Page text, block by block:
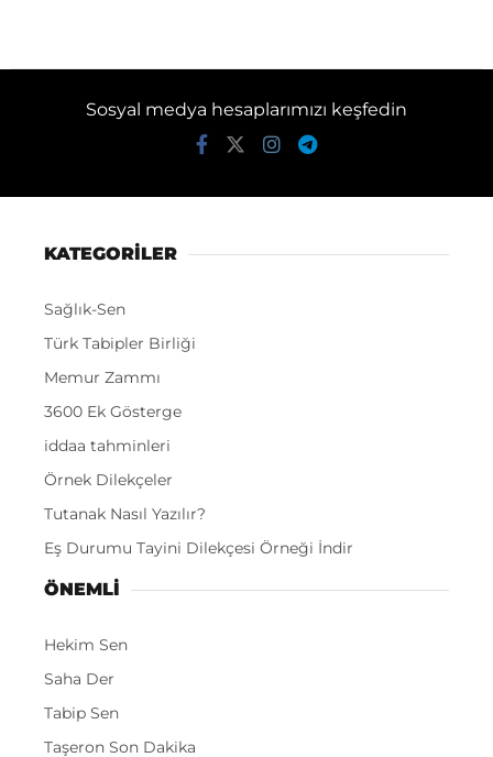
Sosyal medya hesaplarımızı keşfedin
KATEGORİLER
Sağlık-Sen
Türk Tabipler Birliği
Memur Zammı
3600 Ek Gösterge
iddaa tahminleri
Örnek Dilekçeler
Tutanak Nasıl Yazılır?
Eş Durumu Tayini Dilekçesi Örneği İndir
ÖNEMLI
Hekim Sen
Saha Der
Tabip Sen
Taşeron Son Dakika